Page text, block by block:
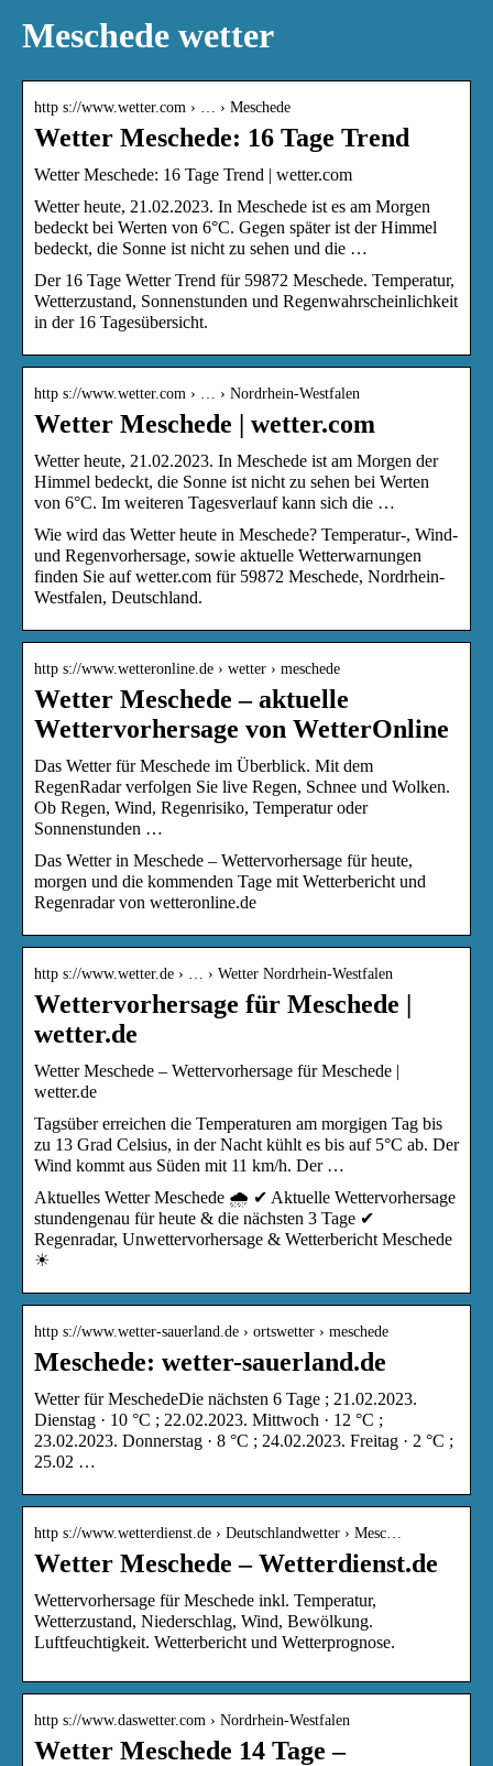
Meschede wetter
http s://www.wetter.com › … › Meschede
Wetter Meschede: 16 Tage Trend
Wetter Meschede: 16 Tage Trend | wetter.com
Wetter heute, 21.02.2023. In Meschede ist es am Morgen
bedeckt bei Werten von 6°C. Gegen später ist der Himmel
bedeckt, die Sonne ist nicht zu sehen und die …
Der 16 Tage Wetter Trend für 59872 Meschede. Temperatur,
Wetterzustand, Sonnenstunden und Regenwahrscheinlichkeit
in der 16 Tagesübersicht.
http s://www.wetter.com › … › Nordrhein-Westfalen
Wetter Meschede | wetter.com
Wetter heute, 21.02.2023. In Meschede ist am Morgen der
Himmel bedeckt, die Sonne ist nicht zu sehen bei Werten
von 6°C. Im weiteren Tagesverlauf kann sich die …
Wie wird das Wetter heute in Meschede? Temperatur-, Wind-
und Regenvorhersage, sowie aktuelle Wetterwarnungen
finden Sie auf wetter.com für 59872 Meschede, Nordrhein-
Westfalen, Deutschland.
http s://www.wetteronline.de › wetter › meschede
Wetter Meschede – aktuelle
Wettervorhersage von WetterOnline
Das Wetter für Meschede im Überblick. Mit dem
RegenRadar verfolgen Sie live Regen, Schnee und Wolken.
Ob Regen, Wind, Regenrisiko, Temperatur oder
Sonnenstunden …
Das Wetter in Meschede – Wettervorhersage für heute,
morgen und die kommenden Tage mit Wetterbericht und
Regenradar von wetteronline.de
http s://www.wetter.de › … › Wetter Nordrhein-Westfalen
Wettervorhersage für Meschede |
wetter.de
Wetter Meschede – Wettervorhersage für Meschede |
wetter.de
Tagsüber erreichen die Temperaturen am morgigen Tag bis
zu 13 Grad Celsius, in der Nacht kühlt es bis auf 5°C ab. Der
Wind kommt aus Süden mit 11 km/h. Der …
Aktuelles Wetter Meschede 🌧️ ✔ Aktuelle Wettervorhersage
stundengenau für heute & die nächsten 3 Tage ✔
Regenradar, Unwettervorhersage & Wetterbericht Meschede
☀
http s://www.wetter-sauerland.de › ortswetter › meschede
Meschede: wetter-sauerland.de
Wetter für MeschedeDie nächsten 6 Tage ; 21.02.2023.
Dienstag · 10 °C ; 22.02.2023. Mittwoch · 12 °C ;
23.02.2023. Donnerstag · 8 °C ; 24.02.2023. Freitag · 2 °C ;
25.02 …
http s://www.wetterdienst.de › Deutschlandwetter › Mesc…
Wetter Meschede – Wetterdienst.de
Wettervorhersage für Meschede inkl. Temperatur,
Wetterzustand, Niederschlag, Wind, Bewölkung.
Luftfeuchtigkeit. Wetterbericht und Wetterprognose.
http s://www.daswetter.com › Nordrhein-Westfalen
Wetter Meschede 14 Tage –